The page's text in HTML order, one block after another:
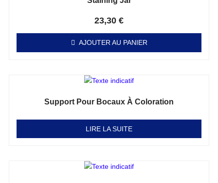
23,30 €
AJOUTER AU PANIER
Support Pour Bocaux À Coloration
LIRE LA SUITE